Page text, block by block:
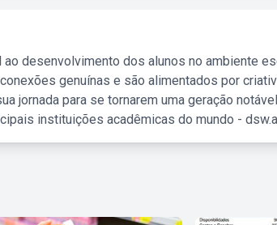
desenvolvimento dos alunos no ambiente
genuínas e são alimentados por
jornada para se tornarem uma geração
instituições acadêmicas do mundo -